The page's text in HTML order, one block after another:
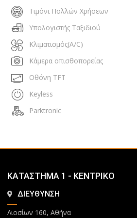
Τιμόνι Πολλών Χρήσεων
Υπολογιστής Ταξιδιού
Κλιματισμός(A/C)
Κάμερα οπισθοπορείας
Οθόνη TFT
Keyless
Parktronic
ΚΑΤΑΣΤΗΜΑ 1 - ΚΕΝΤΡΙΚΟ
ΔΙΕΥΘΥΝΣΗ
Λιοσίων 160, Αθήνα